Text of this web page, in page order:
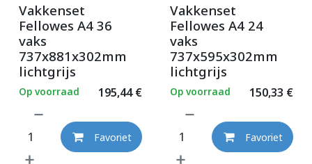
Vakkenset
Fellowes A4 36
vaks
737x881x302mm
lichtgrijs
195,44€
Op voorraad
Favoriet
Vakkenset
Fellowes A4 24
vaks
737x595x302mm
lichtgrijs
150,33 €
Op voorraad
Favoriet